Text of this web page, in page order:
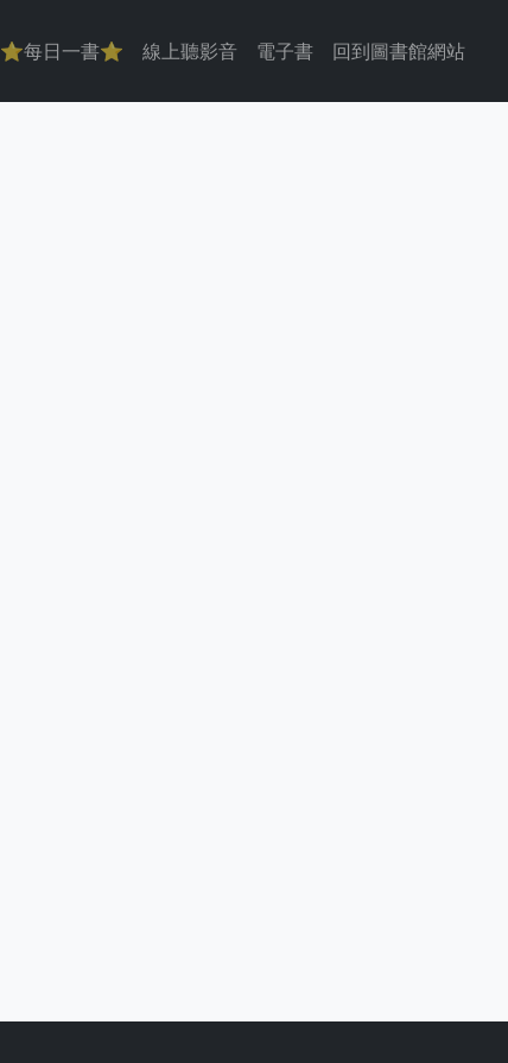
主導覽
⭐每日一書⭐ 線上聽影音 電子書 回到圖書館網站